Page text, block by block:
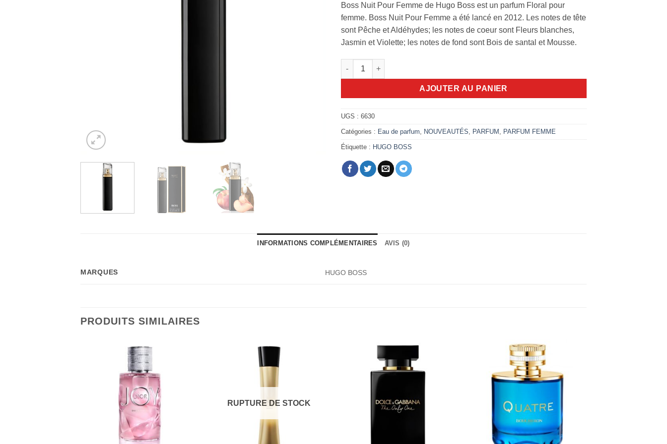
Boss Nuit Pour Femme de Hugo Boss est un parfum Floral pour
femme. Boss Nuit Pour Femme a été lancé en 2012. Les notes de tête
sont Pêche et Aldéhydes; les notes de coeur sont Fleurs blanches,
Jasmin et Violette; les notes de fond sont Bois de santal et Mousse.
quantité de Boss Nuit pour Femme 75ml edp
AJOUTER AU PANIER
UGS : 6630
Catégories : Eau de parfum NOUVEAUTÉS PARFUM PARFUM FEMME
Étiquette : HUGO BOSS
INFORMATIONS COMPLÉMENTAIRES AVIS (0)
MARQUES HUGO BOSS
PRODUITS SIMILAIRES
RUPTURE DE STOCK